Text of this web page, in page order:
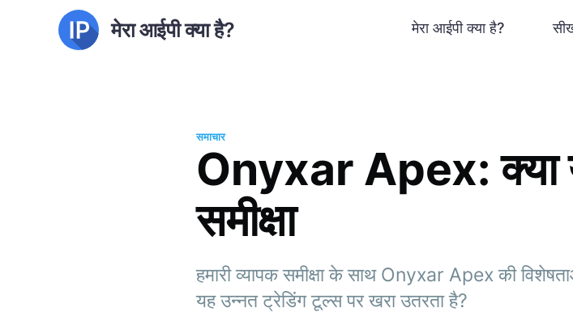
मेरा आईपी क्या है? मेरा आईपी क्या है?
समाचार
Onyxar Apex:
समीक्षा
हमारी व्यापक समीक्षा के साथ Onyxar Apex की
यह उन्नत ट्रेडिंग टूल्स पर खरा उतरता है?